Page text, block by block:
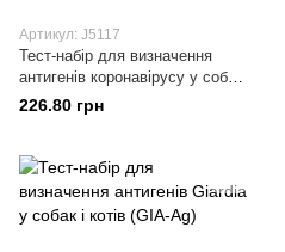
Артикул: J5117
Тест-набір для визначення
антигенів коронавірусу у собак
(CCV-Ag)
226.80 грн